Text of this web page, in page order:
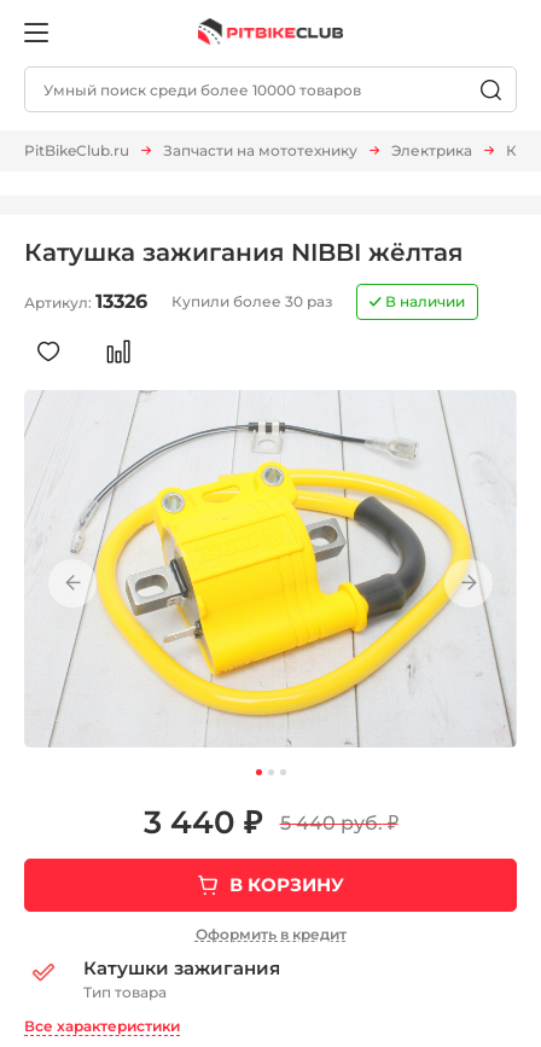
PitBikeClub.ru Запчасти на мототехнику Электрика
Катушка зажигания NIBBI жёлтая
Артикул: 13326 Купили более 30 раз В наличии
3 440 ₽ 5 440 руб.₽
В КОРЗИНУ
Оформить в кредит
Катушки зажигания
Тип товара
Все характеристики